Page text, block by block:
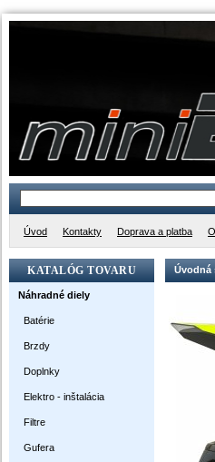
Úvod Kontakty Doprava a platba
KATALÓG TOVARU
Náhradné diely
Batérie
Brzdy
Doplnky
Elektro - inštalácia
Filtre
Gufera
Úvodná